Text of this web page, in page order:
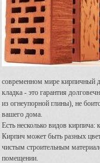
современном мире кирпичный
кладка - это гарантия
из огнеупорной глины), не
вашего дома.
Есть несколько видов
Кирпич может быть разных
чистым строительным
помещении.